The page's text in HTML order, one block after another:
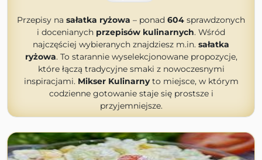
Przepisy na sałatka ryżowa – ponad 604 sprawdzonych
i docenianych przepisów kulinarnych. Wśród
najczęściej wybieranych znajdziesz m.in. sałatka
ryżowa. To starannie wyselekcjonowane propozycje,
które łączą tradycyjne smaki z nowoczesnymi
inspiracjami. Mikser Kulinarnyto miejsce, w którym
codzienne gotowanie staje się prostsze i
przyjemniejsze.